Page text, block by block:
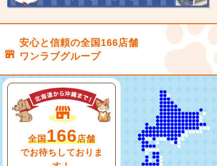
安心と信頼の全国166店舗
ワンラブグループ
全国166店舗
でお待ちしておりま